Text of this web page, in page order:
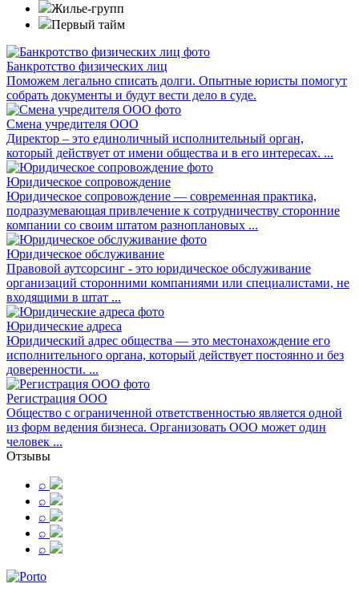
Жилье-групп
Первый тайм
Банкротство физических лиц
Поможем легально списать долги. Опытные юристы помогут
собрать документы и будут вести дело в суде.
Смена учредителя ООО
Директор – это единоличный исполнительный орган,
который действует от имени общества и в его интересах. ...
Юридическое сопровождение
Юридическое сопровождение — современная практика,
подразумевающая привлечение к сотрудничеству сторонние
компании со своим штатом разноплановых ...
Юридическое обслуживание
Правовой аутсорсинг - это юридическое обслуживание
организаций сторонними компаниями или специалистами, не
входящими в штат ...
Юридические адреса
Юридический адрес общества — это местонахождение его
исполнительного органа, который действует постоянно и без
доверенности. ...
Регистрация ООО
Общество с ограниченной ответственностью является одной
из форм ведения бизнеса. Организовать ООО может один
человек ...
Отзывы
⌕
⌕
⌕
⌕
⌕